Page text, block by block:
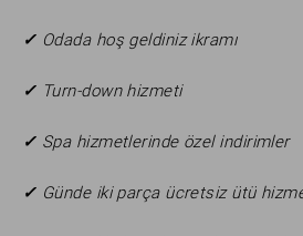
✓ Odada hoş geldiniz ikramı
✓ Turn-down hizmeti
✓ Spa hizmetlerinde özel indirimler
✓ Günde iki parça ücretsiz ütü